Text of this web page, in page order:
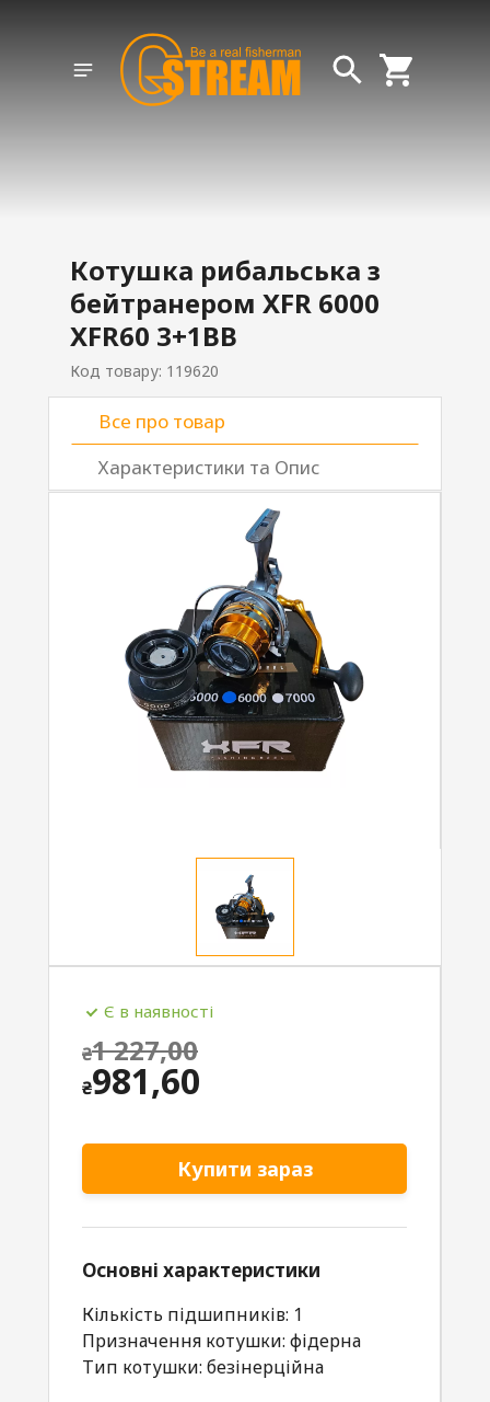
Котушка рибальська з
бейтранером XFR 6000
XFR60 3+1BB
Код товару: 119620
Все про товар
Характеристики та Опис
Є в наявності
₴1 227,00
Original
₴1
227,00.
₴981,60
Current
price
is:
₴981,60.
Купити зараз
Основні характеристики
Кількість підшипників: 1
Призначення котушки: фідерна
Тип котушки: безінерційна